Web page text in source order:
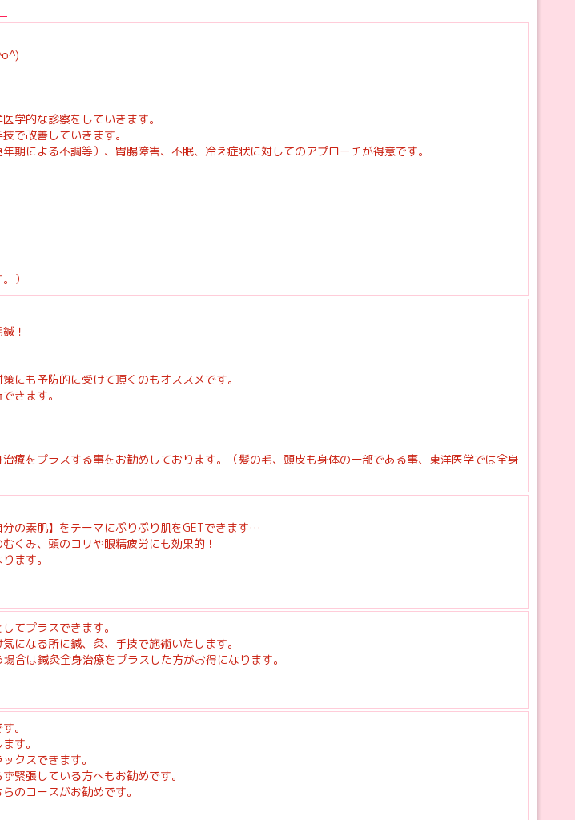
学的な診察をしていきます。
で改善していきます。
期による不調等）、胃腸障害、不眠、冷え症状に対してのアプローチが得意です。
）
！
にも予防的に受けて頂くのもオススメです。
きます。
療をプラスする事をお勧めしております。（髪の毛、頭皮も身体の一部である事、東洋医学では全身
分の素肌】をテーマにぷりぷり肌をGETできます…
くみ、頭のコリや眼精疲労にも効果的！
ます。
てプラスできます。
になる所に鍼、灸、手技で施術いたします。
合は鍼灸全身治療をプラスした方がお得になります。
。
す。
クスできます。
緊張している方へもお勧めです。
のコースがお勧めです。